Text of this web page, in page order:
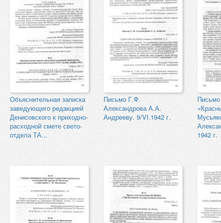
Объяснительная записка
заведующего редакцией
Денисовского к приходно-
расходной смете свето-
отдела ТА...
Письмо Г.Ф.
Александрова А.А.
Андрееву. 9/VI.1942 г.
Письмо
1942 г.